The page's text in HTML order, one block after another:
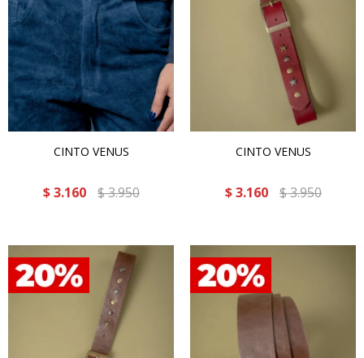
CINTO VENUS
$ 3.160 $3.950
CINTO VENUS
$ 3.160 $3.950